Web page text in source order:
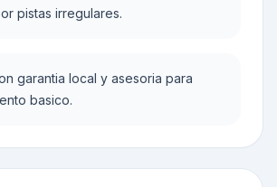
pistas irregulares.
garantia local y asesoria para
basico.